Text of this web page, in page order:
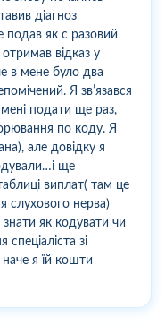
діагноз
подав як с разовий
відказ у
в мене було два
Я звʼязався
подати ще раз,
по коду. Я
але довідку я
ще
виплат( там це
слухового нерва)
як кодувати чи
зі
я їй кошти